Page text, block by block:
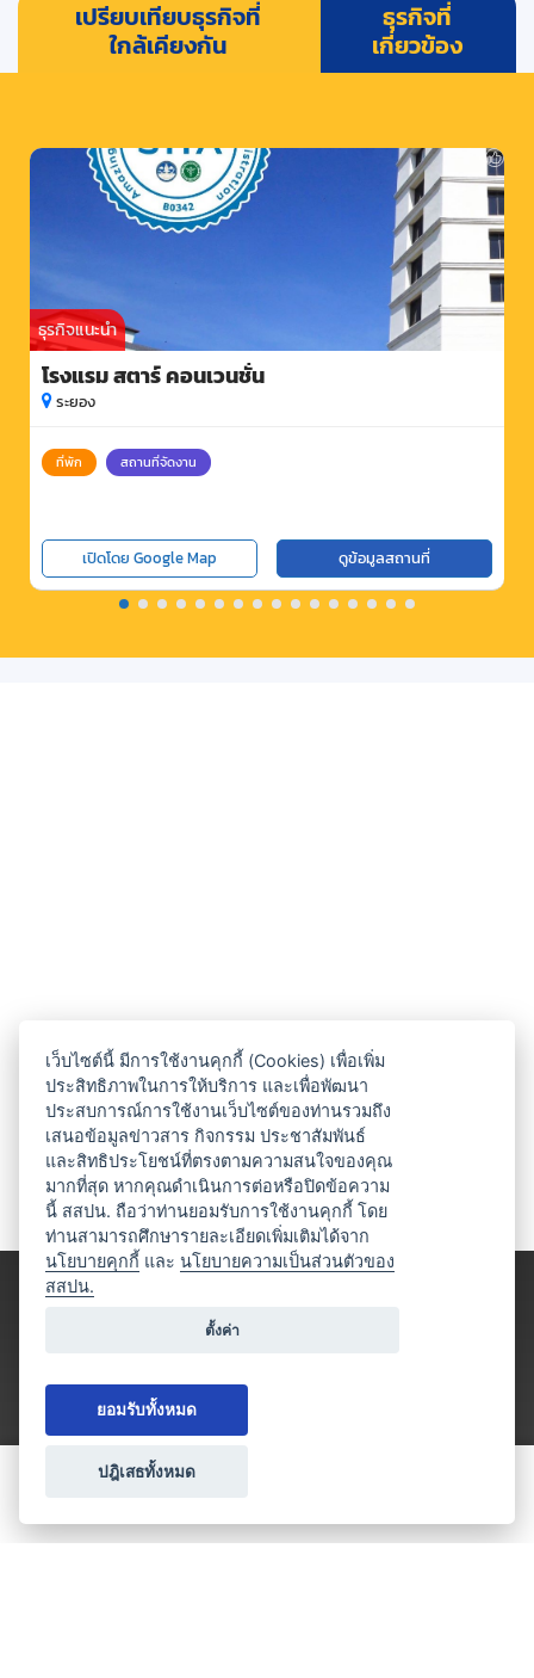
เปรียบเทียบธุรกิจที่
ใกล้เคียงกัน
ธุรกิจที่
เกี่ยวข้อง
ธุรกิจแนะนำ
โรงแรม สตาร์ คอนเวนชั่น
ระยอง
ที่พัก สถานที่จัดงาน
เปิดโดย Google Map ดูข้อมูลสถานที่
ประเภทธุรกิจไมซ์
เว็บไซต์นี้ มีการใช้งานคุกกี้ (Cookies) เพื่อเพิ่ม
ประสิทธิภาพในการให้บริการ และเพื่อพัฒนา
ประสบการณ์การใช้งานเว็บไซต์ของท่านรวมถึง
เสนอข้อมูลข่าวสาร กิจกรรม ประชาสัมพันธ์
และสิทธิประโยชน์ที่ตรงตามความสนใจของคุณ
มากที่สุด หากคุณดำเนินการต่อหรือปิดข้อความ
นี้ สสปน. ถือว่าท่านยอมรับการใช้งานคุกกี้ โดย
ท่านสามารถศึกษารายละเอียดเพิ่มเติมได้จาก
นโยบายคุกกี้ และนโยบายความเป็นส่วนตัวของ
สสปน.
ตั้งค่า
ยอมรับทั้งหมด
ปฎิเสธทั้งหมด